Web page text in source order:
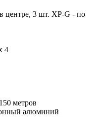
центре, 3 шт. XP-G - по
4
метров
алюминий